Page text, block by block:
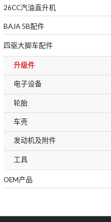
26CC汽油直升机
BAJA 5B配件
四驱大脚车配件
升级件
电子设备
轮胎
车壳
发动机及附件
工具
OEM产品